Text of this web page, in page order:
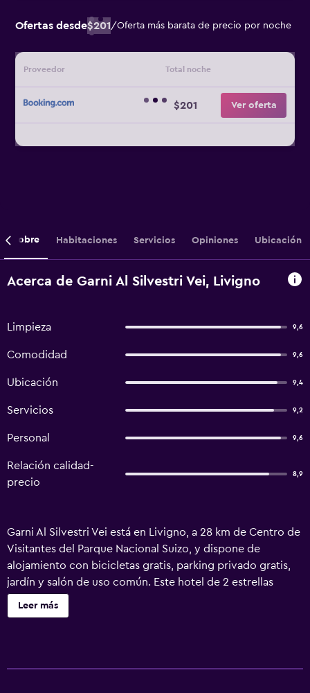
Ofertas desde$201/Oferta más barata de precio por noche
Proveedor Total noche
$201 Ver oferta
Sobre Habitaciones Servicios Opiniones Ubicación
Acerca de Garni Al Silvestri Vei, Livigno
Limpieza 9,6
Comodidad 9,6
Ubicación 9,4
Servicios 9,2
Personal 9,6
Relación calidad-
precio
8,9
Garni Al Silvestri Vei está en Livigno, a 28 km de Centro de
Visitantes del Parque Nacional Suizo, y dispone de
alojamiento con bicicletas gratis, parking privado gratis,
jardín y salón de uso común. Este hotel de 2 estrellas
ofrece terraza y habitaciones con aire acondicionado, wifi
gratis y baño privado. La clientela puede comer algo en el
Leer más